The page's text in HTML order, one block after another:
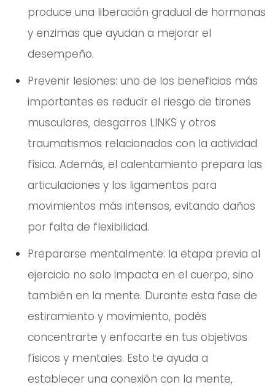
produce una liberación gradual de hormonas
y enzimas que ayudan a mejorar el
desempeño.
Prevenir lesiones: uno de los beneficios más
importantes es reducir el riesgo de tirones
musculares, desgarros LINKS y otros
traumatismos relacionados con la actividad
física. Además, el calentamiento prepara las
articulaciones y los ligamentos para
movimientos más intensos, evitando daños
por falta de flexibilidad.
Prepararse mentalmente: la etapa previa al
ejercicio no solo impacta en el cuerpo, sino
también en la mente. Durante esta fase de
estiramiento y movimiento, podés
concentrarte y enfocarte en tus objetivos
físicos y mentales. Esto te ayuda a
establecer una conexión con la mente,